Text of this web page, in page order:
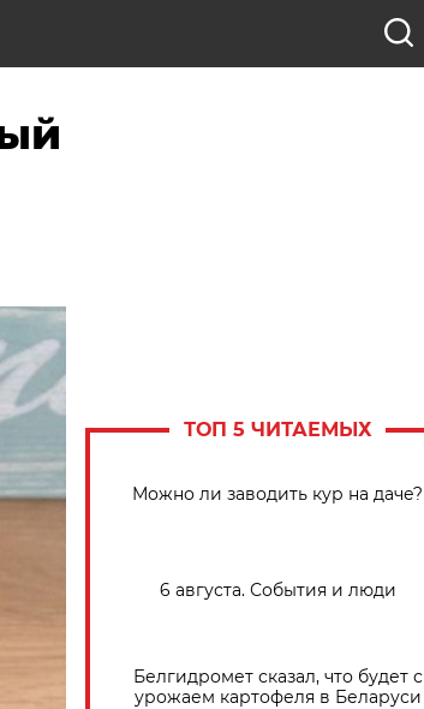
ТОП 5 ЧИТАЕМЫХ
Можно ли заводить кур на даче?
6 августа. События и люди
Белгидромет сказал, что будет с
урожаем картофеля в Беларуси